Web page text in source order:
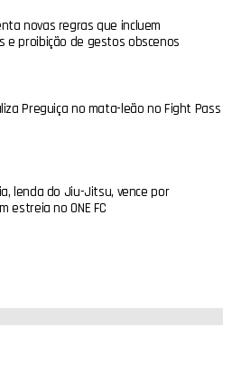
novas regras que incluem
e proibição de gestos obscenos
Preguiça no mata-leão no Fight Pass
lenda do Jiu-Jitsu, vence por
estreia no ONE FC